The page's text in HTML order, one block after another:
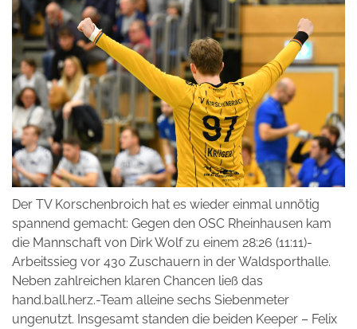
Der TV Korschenbroich hat es wieder einmal unnötig
spannend gemacht: Gegen den OSC Rheinhausen kam
die Mannschaft von Dirk Wolf zu einem 28:26 (11:11)-
Arbeitssieg vor 430 Zuschauern in der Waldsporthalle.
Neben zahlreichen klaren Chancen ließ das
hand.ball.herz.-Team alleine sechs Siebenmeter
ungenutzt. Insgesamt standen die beiden Keeper – Felix